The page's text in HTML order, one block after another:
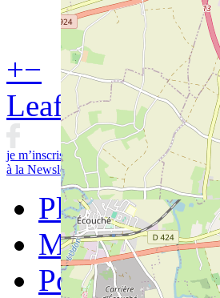
+−
Leaflet| ©
je m’inscris
à la Newsletter Contactez-nous
Plan du site
Mentions
Politique de